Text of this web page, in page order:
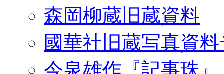
森岡柳蔵旧蔵資料
國華社旧蔵写真資
今泉雄作『記事珠』